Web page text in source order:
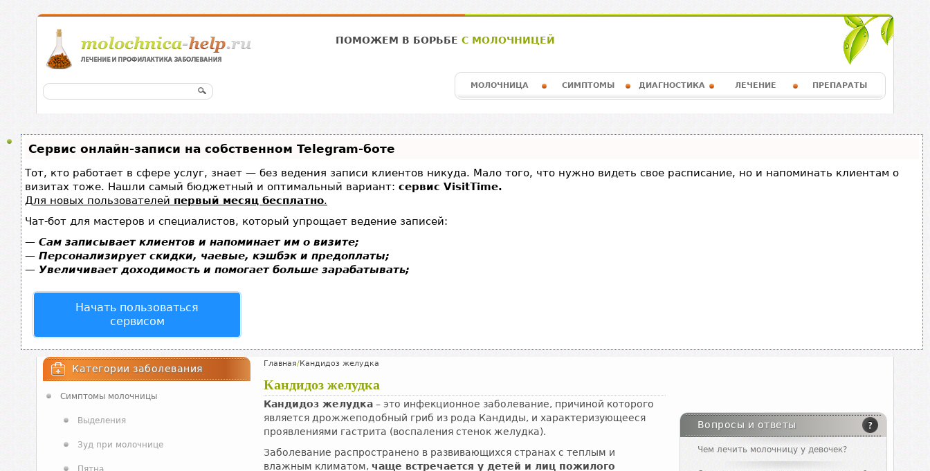
ПОМОЖЕМ В БОРЬБЕС МОЛОЧНИЦЕЙ
МОЛОЧНИЦА СИМПТОМЫ ДИАГНОСТИКА ЛЕЧЕНИЕ ПРЕПАРАТЫ
Сервис онлайн-записи на собственном Telegram-боте
Тот, кто работает в сфере услуг, знает — без ведения записи клиентов никуда. Мало того, что нужно видеть свое расписание, но и напоминать клиентам о
визитах тоже. Нашли самый бюджетный и оптимальный вариант: сервис VisitTime.
Для новых пользователей первый месяц бесплатно.
Чат-бот для мастеров и специалистов, который упрощает ведение записей:
— Сам записывает клиентов и напоминает им о визите;
— Персонализирует скидки, чаевые, кэшбэк и предоплаты;
— Увеличивает доходимость и помогает больше зарабатывать;
Начать пользоваться
сервисом
Категории заболевания
Симптомы молочницы
Выделения
Зуд при молочнице
Пятна
Главная/Кандидоз желудка
Кандидоз желудка
Кандидоз желудка – это инфекционное заболевание, причиной которого
является дрожжеподобный гриб из рода Кандиды, и характеризующееся
проявлениями гастрита (воспаления стенок желудка).
Заболевание распространено в развивающихся странах с теплым и
влажным климатом, чаще встречается у детей и лиц пожилого
Вопросы и ответы
Чем лечить молочницу у девочек?